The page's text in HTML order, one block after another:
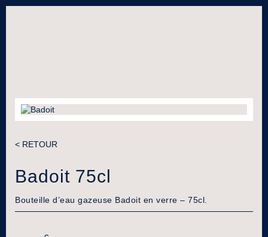
< RETOUR
Badoit 75cl
Bouteille d’eau gazeuse Badoit en verre – 75cl.